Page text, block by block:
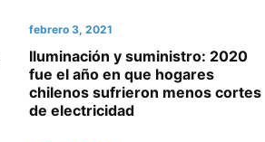
febrero 3, 2021
Iluminación y suministro: 2020
fue el año en que hogares
chilenos sufrieron menos cortes
de electricidad